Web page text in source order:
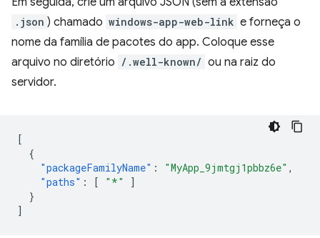
.json ) chamado windows-app-web-link e forneça o
nome da família de pacotes do app. Coloque esse
arquivo no diretório /.well-known/ ou na raiz do
servidor.
[
{
"packageFamilyName" : "MyApp_9jmtgj1pbbz6e" ,
"paths" : [ "*"
]
}
]